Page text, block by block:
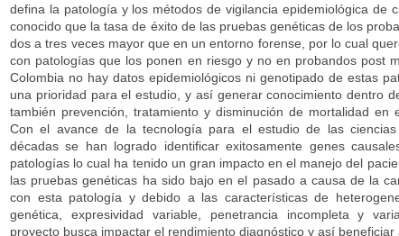
defina la patología y los métodos de vigilancia epidemiológica de
conocido que la tasa de éxito de las pruebas genéticas de los
dos a tres veces mayor que en un entorno forense, por lo cual
con patologías que los ponen en riesgo y no en probandos post
Colombia no hay datos epidemiológicos ni genotipado de estas
una prioridad para el estudio, y así generar conocimiento dentro
también prevención, tratamiento y disminución de mortalidad en
Con el avance de la tecnología para el estudio de las
décadas se han logrado identificar exitosamente genes
patologías lo cual ha tenido un gran impacto en el manejo del
las pruebas genéticas ha sido bajo en el pasado a causa de la
con esta patología y debido a las características de
genética, expresividad variable, penetrancia incompleta y
proyecto busca impactar el rendimiento diagnóstico y así